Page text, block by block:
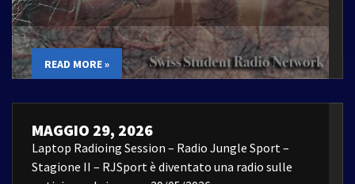
READ MORE »
MAGGIO 29, 2026
Laptop Radioing Session – Radio Jungle Sport –
Stagione II – RJSport è diventato una radio sulle